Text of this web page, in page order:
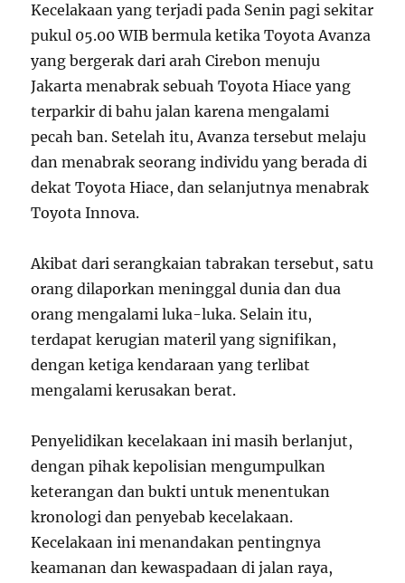
Kecelakaan yang terjadi pada Senin pagi sekitar
pukul 05.00 WIB bermula ketika Toyota Avanza
yang bergerak dari arah Cirebon menuju
Jakarta menabrak sebuah Toyota Hiace yang
terparkir di bahu jalan karena mengalami
pecah ban. Setelah itu, Avanza tersebut melaju
dan menabrak seorang individu yang berada di
dekat Toyota Hiace, dan selanjutnya menabrak
Toyota Innova.
Akibat dari serangkaian tabrakan tersebut, satu
orang dilaporkan meninggal dunia dan dua
orang mengalami luka-luka. Selain itu,
terdapat kerugian materil yang signifikan,
dengan ketiga kendaraan yang terlibat
mengalami kerusakan berat.
Penyelidikan kecelakaan ini masih berlanjut,
dengan pihak kepolisian mengumpulkan
keterangan dan bukti untuk menentukan
kronologi dan penyebab kecelakaan.
Kecelakaan ini menandakan pentingnya
keamanan dan kewaspadaan di jalan raya,